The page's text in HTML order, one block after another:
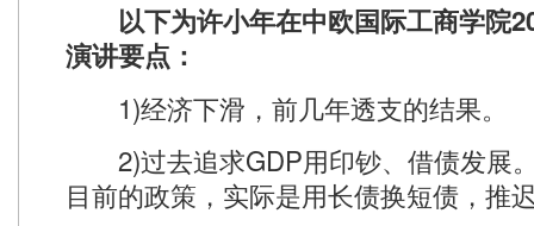
以下为许小年在中欧国际工商学院
演讲要点：
1)经济下滑，前几年透支的结果。
2)过去追求GDP用印钞、借债发展
目前的政策，实际是用长债换短债，推